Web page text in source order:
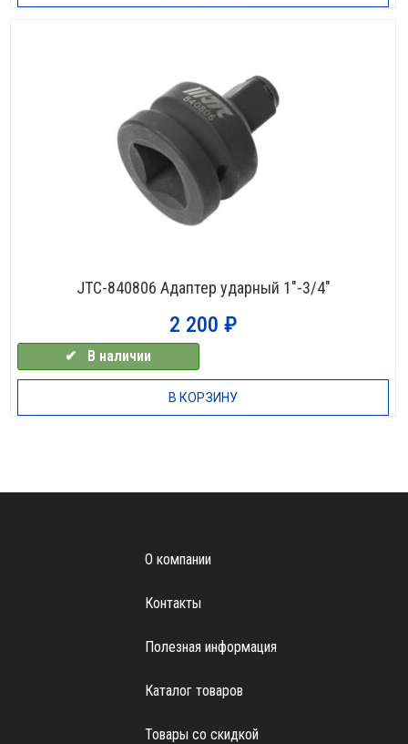
JTC-840806 Адаптер ударный 1″-3/4″
2 200 ₽
✔⠀В наличии
В КОРЗИНУ
О компании
Контакты
Полезная информация
Каталог товаров
Товары со скидкой